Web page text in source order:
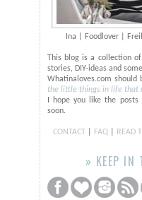
Ina | Foodlover |
This blog is a collection
stories, DIY-ideas and
Whatinaloves.com should
the little things in life that
I hope you like the
soon.
CONTACT FAQ READ
» KEEP IN